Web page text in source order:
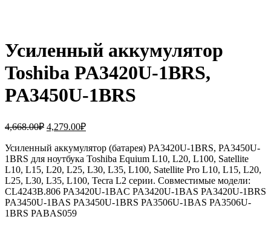
Усиленный аккумулятор
Toshiba PA3420U-1BRS,
PA3450U-1BRS
4,668.00₽ Первоначальная
составляла
4,668.00₽.
4,279.00₽Текущая
4,279.00₽.
Усиленный аккумулятор (батарея) PA3420U-1BRS, PA3450U-
1BRS для ноутбука Toshiba Equium L10, L20, L100, Satellite
L10, L15, L20, L25, L30, L35, L100, Satellite Pro L10, L15, L20,
L25, L30, L35, L100, Tecra L2 серии. Совместимые модели:
CL4243B.806 PA3420U-1BAC PA3420U-1BAS PA3420U-1BRS
PA3450U-1BAS PA3450U-1BRS PA3506U-1BAS PA3506U-
1BRS PABAS059